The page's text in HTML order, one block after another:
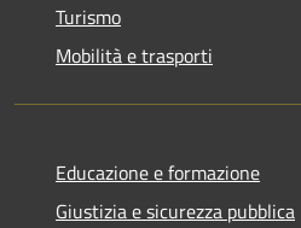
Turismo
Mobilità e trasporti
Educazione e formazione
Giustizia e sicurezza pubblica